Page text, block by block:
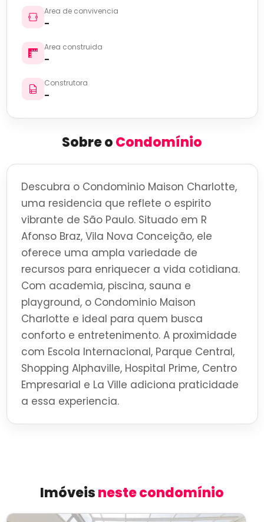
Area de convivencia
-
Area construida
-
Construtora
-
Sobre oCondomínio
Descubra o Condominio Maison Charlotte,
uma residencia que reflete o espirito
vibrante de São Paulo. Situado em R
Afonso Braz, Vila Nova Conceição, ele
oferece uma ampla variedade de
recursos para enriquecer a vida cotidiana.
Com academia, piscina, sauna e
playground, o Condominio Maison
Charlotte e ideal para quem busca
conforto e entretenimento. A proximidade
com Escola Internacional, Parque Central,
Shopping Alphaville, Hospital Prime, Centro
Empresarial e La Ville adiciona praticidade
a essa experiencia.
Imóveisneste condomínio